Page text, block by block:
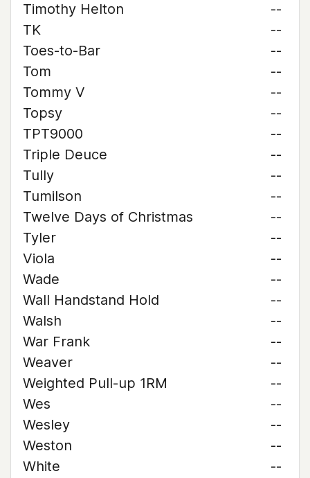
Timothy Helton
--
TK
--
Toes-to-Bar
--
Tom
--
Tommy V
--
Topsy
--
TPT9000
--
Triple Deuce
--
Tully
--
Tumilson
--
Twelve Days of Christmas
--
Tyler
--
Viola
--
Wade
--
Wall Handstand Hold
--
Walsh
--
War Frank
--
Weaver
--
Weighted Pull-up 1RM
--
Wes
--
Wesley
--
Weston
--
White
--